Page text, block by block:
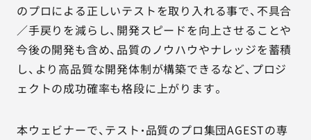
のプロによる正しいテストを取り入れる事で、不具合
／手戻りを減らし、開発スピードを向上させることや
今後の開発も含め、品質のノウハウやナレッジを蓄積
し、より高品質な開発体制が構築できるなど、プロジ
ェクトの成功確率も格段に上がります。
本ウェビナーで、テスト・品質のプロ集団AGESTの専